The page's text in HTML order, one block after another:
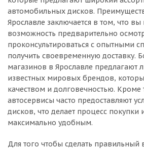
автомобильных дисков.
Ярославле заключается в том, что вы
возможность предварительно
проконсультироваться с опытными
получить своевременную доставку.
магазинов в Ярославле предлагают
известных мировых брендов,
качеством и долговечностью. Кроме
автосервисы часто предоставляют
дисков, что делает процесс покупки
максимально удобным.
Для того чтобы сделать